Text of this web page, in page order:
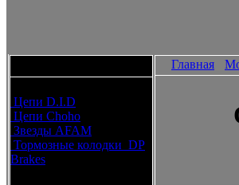
Цепи D.I.D
Цепи Choho
Звезды AFAM
Тормозные колодки DP
Brakes
Главная